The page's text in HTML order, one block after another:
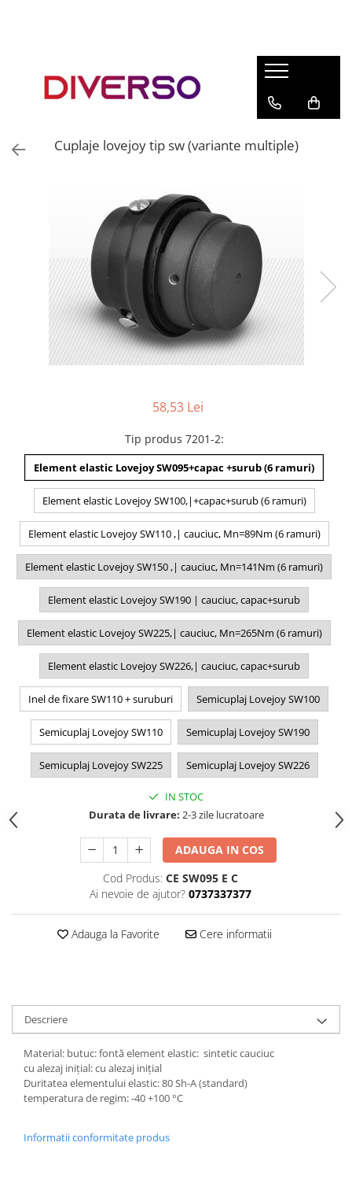
ASA
MULTIMATERIAL
Cuplaje lovejoy tip sw (variante multiple)
58,53 Lei
Tip produs 7201-2:
Element elastic Lovejoy SW095+capac +surub (6 ramuri)
Element elastic Lovejoy SW100,|+capac+surub (6 ramuri)
Element elastic Lovejoy SW110 ,| cauciuc, Mn=89Nm (6 ramuri)
Element elastic Lovejoy SW150 ,| cauciuc, Mn=141Nm (6 ramuri)
Element elastic Lovejoy SW190 | cauciuc, capac+surub
Element elastic Lovejoy SW225,| cauciuc, Mn=265Nm (6 ramuri)
Element elastic Lovejoy SW226,| cauciuc, capac+surub
Inel de fixare SW110 + suruburi Semicuplaj Lovejoy SW100
Semicuplaj Lovejoy SW110 Semicuplaj Lovejoy SW190
Semicuplaj Lovejoy SW225 Semicuplaj Lovejoy SW226
IN STOC
Durata de livrare: 2-3 zile lucratoare
ADAUGA IN COS
Cod Produs: CE SW095 E C
Ai nevoie de ajutor? 0737337377
Adauga la Favorite Cere informatii
Descriere
Material: butuc: fontă element elastic: sintetic cauciuc
cu alezaj inițial: cu alezaj inițial
Duritatea elementului elastic: 80 Sh-A (standard)
temperatura de regim: -40 +100 °C
Informatii conformitate produs